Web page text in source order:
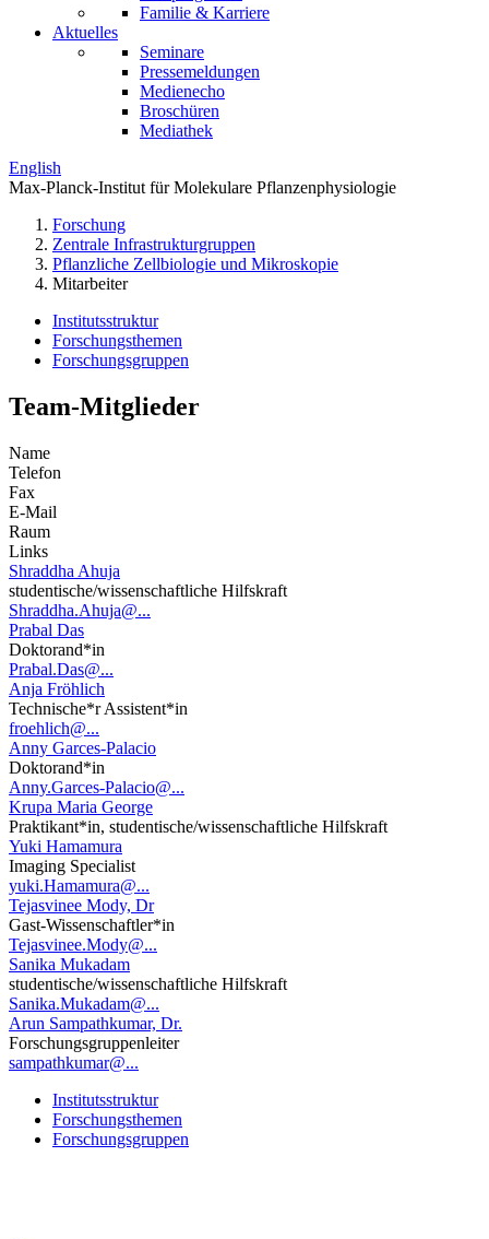
Familie & Karriere
Aktuelles
Seminare
Pressemeldungen
Medienecho
Broschüren
Mediathek
English
Max-Planck-Institut für Molekulare Pflanzenphysiologie
Forschung
Zentrale Infrastrukturgruppen
Pflanzliche Zellbiologie und Mikroskopie
Mitarbeiter
Institutsstruktur
Forschungsthemen
Forschungsgruppen
Team-Mitglieder
Name
Telefon
Fax
E-Mail
Raum
Links
Shraddha Ahuja
studentische/wissenschaftliche Hilfskraft
Shraddha.Ahuja@...
Prabal Das
Doktorand*in
Prabal.Das@...
Anja Fröhlich
Technische*r Assistent*in
froehlich@...
Anny Garces-Palacio
Doktorand*in
Anny.Garces-Palacio@...
Krupa Maria George
Praktikant*in, studentische/wissenschaftliche Hilfskraft
Yuki Hamamura
Imaging Specialist
yuki.Hamamura@...
Tejasvinee Mody, Dr
Gast-Wissenschaftler*in
Tejasvinee.Mody@...
Sanika Mukadam
studentische/wissenschaftliche Hilfskraft
Sanika.Mukadam@...
Arun Sampathkumar, Dr.
Forschungsgruppenleiter
sampathkumar@...
Institutsstruktur
Forschungsthemen
Forschungsgruppen